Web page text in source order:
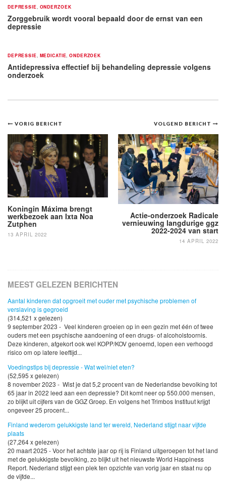
DEPRESSIE ONDERZOEK
Zorggebruik wordt vooral bepaald door de ernst van een
depressie
DEPRESSIE MEDICATIE ,ONDERZOEK
Antidepressiva effectief bij behandeling depressie volgens
onderzoek
Bericht
navigatie
VOLGEND BERICHT
Actie-on­derzoek Radicale
ver­nieuwing langdurige ggz
2022-2024 van start
14 APRIL 2022
VORIG BERICHT
Koningin Máxima brengt
werkbezoek aan Ixta Noa
Zutphen
13 APRIL 2022
MEEST GELEZEN BERICHTEN
Aantal kinderen dat opgroeit met ouder met psychische problemen of
verslaving is gegroeid
(314,521 x gelezen)
9 september 2023 - Veel kinderen groeien op in een gezin met één of twee
ouders met een psychische aandoening of een drugs- of alcoholstoornis.
Deze kinderen, afgekort ook wel KOPP/KOV genoemd, lopen een verhoogd
risico om op latere leeftijd...
Voedingstips bij depressie - Wat wel/niet eten?
(52,595 x gelezen)
8 november 2023 - Wist je dat 5,2 procent van de Nederlandse bevolking tot
65 jaar in 2022 leed aan een depressie? Dit komt neer op 550.000 mensen,
zo blijkt uit cijfers van de GGZ Groep. En volgens het Trimbos Instituut krijgt
ongeveer 25 procent...
Finland wederom gelukkigste land ter wereld, Nederland stijgt naar vijfde
plaats
(27,264 x gelezen)
20 maart 2025 - Voor het achtste jaar op rij is Finland uitgeroepen tot het land
met de gelukkigste bevolking, zo blijkt uit het nieuwste World Happiness
Report. Nederland stijgt een plek ten opzichte van vorig jaar en staat nu op
de vijfde...